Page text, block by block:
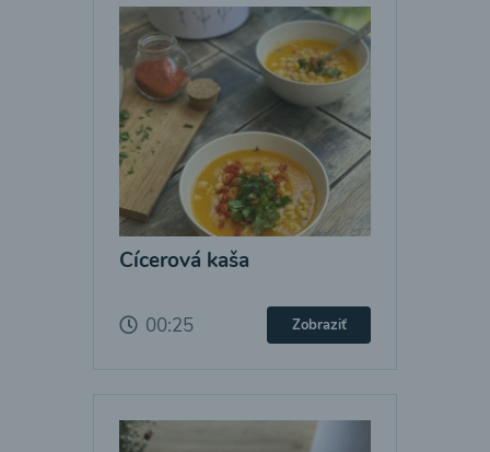
Cícerová kaša
00:25 Zobraziť